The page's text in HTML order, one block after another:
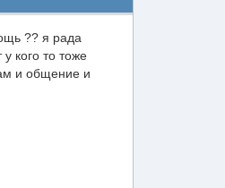
?? я рада
кого то тоже
и общение и